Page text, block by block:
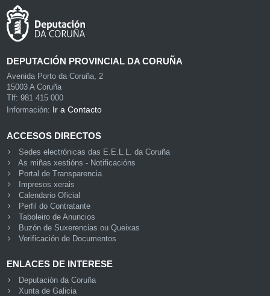
DEPUTACIÓN PROVINCIAL DA CORUÑA
Avenida Porto da Coruña, 2
15003 A Coruña
Tlf: 981 415 000
Información: Ir a Contacto
ACCESOS DIRECTOS
Sedes electrónicas das E.E.L.L. da Coruña
As miñas xestións - Notificacións
Portal de Transparencia
Impresos xerais
Calendario Oficial
Perfil do Contratante
Taboleiro de Anuncios
Buzón de Suxerencias ou Queixas
Verificación de Documentos
ENLACES DE INTERESE
Deputación da Coruña
Xunta de Galicia